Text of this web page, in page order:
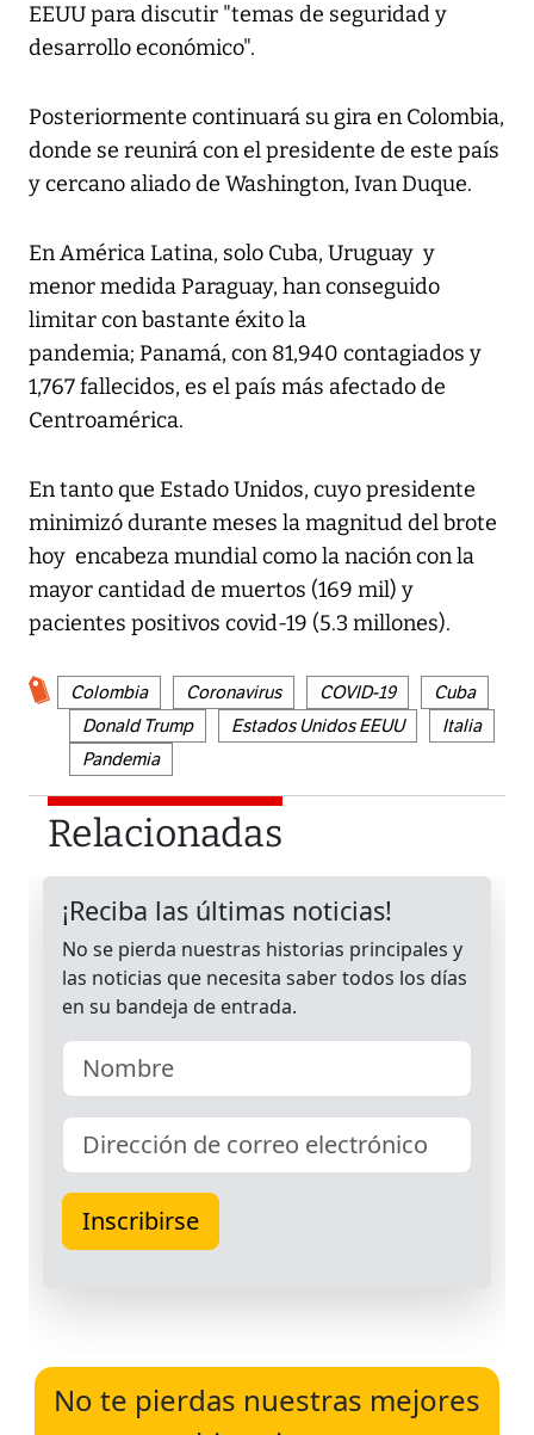
EEUU para discutir "temas de seguridad y
desarrollo económico".
Posteriormente continuará su gira en Colombia,
donde se reunirá con el presidente de este país
y cercano aliado de Washington, Ivan Duque.
En América Latina, solo Cuba, Uruguay y
menor medida Paraguay, han conseguido
limitar con bastante éxito la
pandemia; Panamá, con 81,940 contagiados y
1,767 fallecidos, es el país más afectado de
Centroamérica.
En tanto que Estado Unidos, cuyo presidente
minimizó durante meses la magnitud del brote
hoy encabeza mundial como la nación con la
mayor cantidad de muertos (169 mil) y
pacientes positivos covid-19 (5.3 millones).
Colombia Coronavirus COVID-19
Cuba
Donald Trump
Estados Unidos EEUU
Italia
Pandemia
Relacionadas
No te pierdas nuestras mejores